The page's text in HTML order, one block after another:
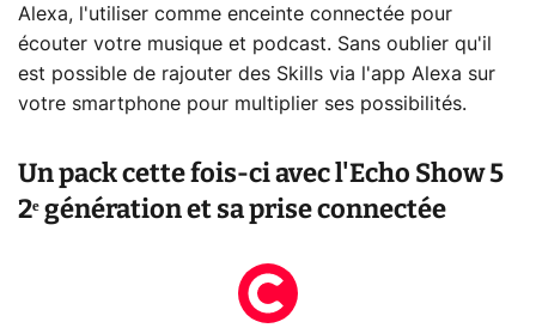
Alexa, l'utiliser comme enceinte connectée pour
écouter votre musique et podcast. Sans oublier qu'il
est possible de rajouter des Skills via l'app Alexa sur
votre smartphone pour multiplier ses possibilités.
Un pack cette fois-ci avec l'Echo Show 5
2ᵉ génération et sa prise connectée